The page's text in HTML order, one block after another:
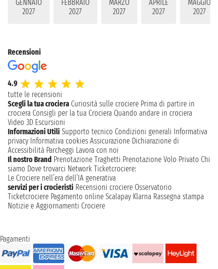
GENNAIO
2027
FEBBRAIO
2027
MARZO
2027
APRILE
2027
MAGGIO
2027
Recensioni
4.9
tutte le recensioni
Scegli la tua crociera Curiosità sulle crociere Prima di partire in
crociera Consigli per la tua Crociera Quando andare in crociera
Video 3D Escursioni
Informazioni Utili Supporto tecnico Condizioni generali Informativa
privacy Informativa cookies Assicurazione Dichiarazione di
Accessibilità Parcheggi Lavora con noi
Il nostro Brand Prenotazione Traghetti Prenotazione Volo Privato Chi
siamo Dove trovarci Network Ticketcrociere:
Le Crociere nell’era dell’IA generativa
servizi per i crocieristi Recensioni crociere Osservatorio
Ticketcrociere Pagamento online Scalapay Klarna Rassegna stampa
Notizie e Aggiornamenti Crociere
Pagamenti